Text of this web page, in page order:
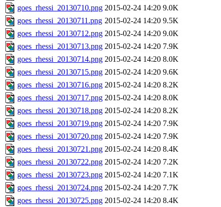
goes_rhessi_20130710.png 2015-02-24 14:20 9.0K
goes_rhessi_20130711.png 2015-02-24 14:20 9.5K
goes_rhessi_20130712.png 2015-02-24 14:20 9.0K
goes_rhessi_20130713.png 2015-02-24 14:20 7.9K
goes_rhessi_20130714.png 2015-02-24 14:20 8.0K
goes_rhessi_20130715.png 2015-02-24 14:20 9.6K
goes_rhessi_20130716.png 2015-02-24 14:20 8.2K
goes_rhessi_20130717.png 2015-02-24 14:20 8.0K
goes_rhessi_20130718.png 2015-02-24 14:20 8.2K
goes_rhessi_20130719.png 2015-02-24 14:20 7.9K
goes_rhessi_20130720.png 2015-02-24 14:20 7.9K
goes_rhessi_20130721.png 2015-02-24 14:20 8.4K
goes_rhessi_20130722.png 2015-02-24 14:20 7.2K
goes_rhessi_20130723.png 2015-02-24 14:20 7.1K
goes_rhessi_20130724.png 2015-02-24 14:20 7.7K
goes_rhessi_20130725.png 2015-02-24 14:20 8.4K